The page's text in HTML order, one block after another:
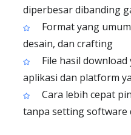
diperbesar dibanding
Format yang
desain, dan crafting
File hasil
aplikasi dan platform
Cara lebih cepat
tanpa setting software